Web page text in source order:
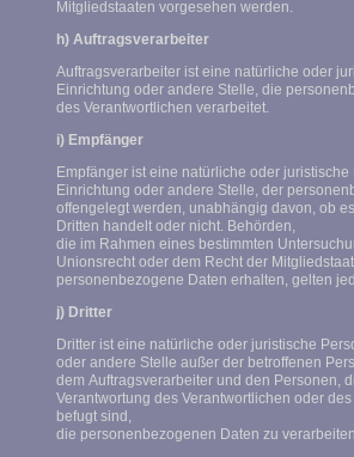
Mitgliedstaaten vorgesehen werden.
h) Auftragsverarbeiter
Auftragsverarbeiter ist eine natürliche oder
Einrichtung oder andere Stelle, die
des Verantwortlichen verarbeitet.
i) Empfänger
Empfänger ist eine natürliche oder juristische
Einrichtung oder andere Stelle, der
offengelegt werden, unabhängig davon, ob
Dritten handelt oder nicht. Behörden,
die im Rahmen eines bestimmten
Unionsrecht oder dem Recht der
personenbezogene Daten erhalten, gelten
j) Dritter
Dritter ist eine natürliche oder juristische
oder andere Stelle außer der betroffenen
dem Auftragsverarbeiter und den Personen,
Verantwortung des Verantwortlichen oder
befugt sind,
die personenbezogenen Daten zu